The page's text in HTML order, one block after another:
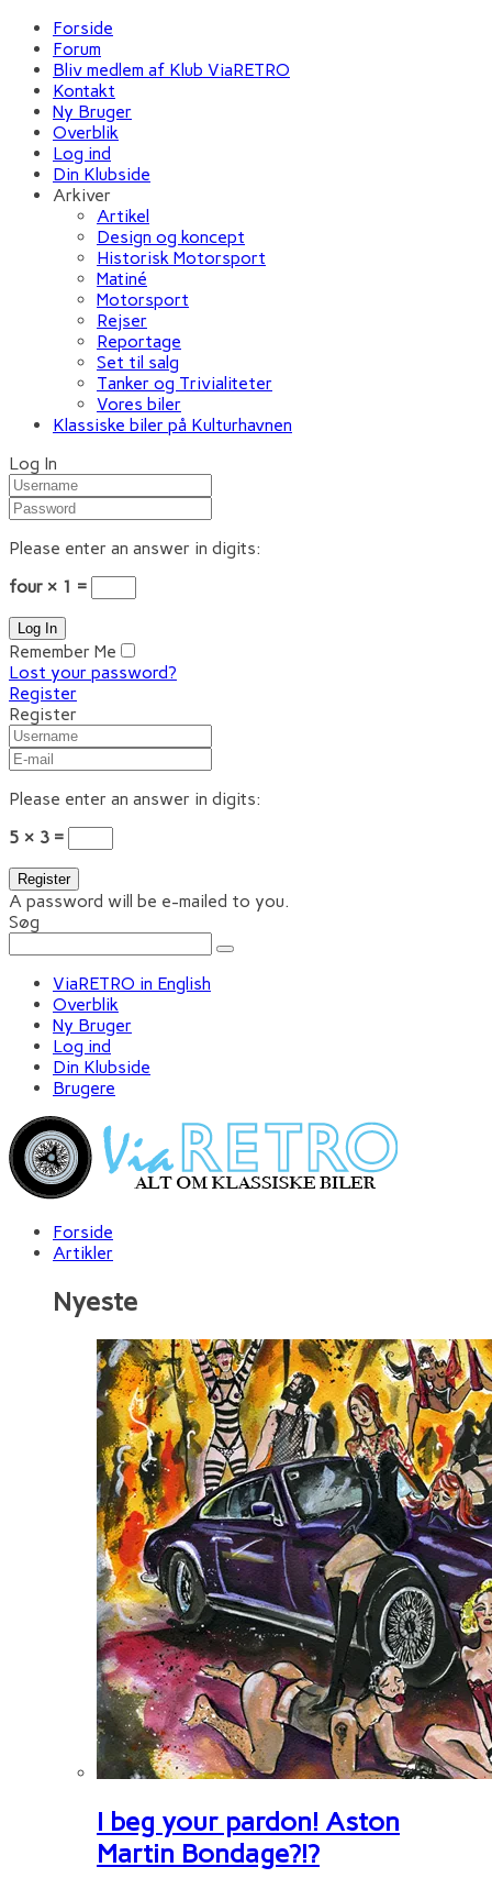
Forside
Forum
Bliv medlem af Klub ViaRETRO
Kontakt
Ny Bruger
Overblik
Log ind
Din Klubside
Arkiver
Artikel
Design og koncept
Historisk Motorsport
Matiné
Motorsport
Rejser
Reportage
Set til salg
Tanker og Trivialiteter
Vores biler
Klassiske biler på Kulturhavnen
Log In
Please enter an answer in digits:
four × 1 =
Remember Me
Lost your password?
Register
Register
Please enter an answer in digits:
5 × 3 =
A password will be e-mailed to you.
Søg
ViaRETRO in English
Overblik
Ny Bruger
Log ind
Din Klubside
Brugere
Forside
Artikler
Nyeste
I beg your pardon! Aston
Martin Bondage?!?